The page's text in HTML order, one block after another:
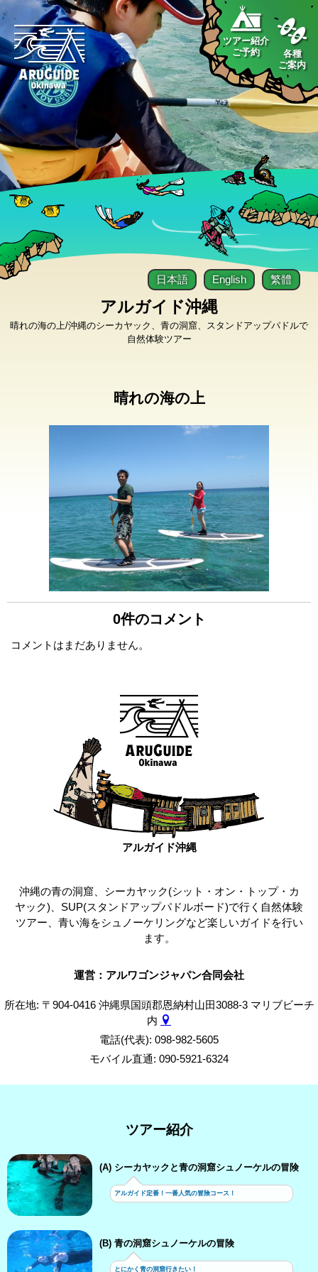
ツアー紹介
ご予約
各種
ご案内
アルガイド沖縄
晴れの海の上/沖縄のシーカヤック、青の洞窟、スタンドアップパドルで
自然体験ツアー
日本語 English 繁體
晴れの海の上
0件のコメント
コメントはまだありません。
アルガイド沖縄
沖縄の青の洞窟、シーカヤック(シット・オン・トップ・カ
ヤック)、SUP(スタンドアップパドルボード)で行く自然体験
ツアー、青い海をシュノーケリングなど楽しいガイドを行い
ます。
運営：アルワゴンジャパン合同会社
所在地: 〒904-0416 沖縄県国頭郡恩納村山田3088-3 マリブビーチ
内
電話(代表): 098-982-5605
モバイル直通: 090-5921-6324
ツアー紹介
(A) シーカヤックと青の洞窟シュノーケルの冒険
アルガイド定番！一番人気の冒険コース！
(B) 青の洞窟シュノーケルの冒険
とにかく青の洞窟行きたい！